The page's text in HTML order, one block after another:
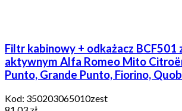
Filtr kabinowy + odkażacz BCF501
aktywnym Alfa Romeo Mito
Punto, Grande Punto, Fiorino,
Kod: 350203065010zest